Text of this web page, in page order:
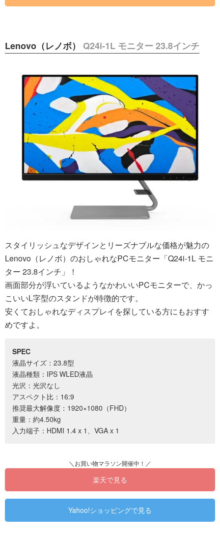
Lenovo（レノボ） Q24i-1L モニター 23.8インチ
スタイリッシュなデザインとリーズナブルな価格が魅力の
Lenovo（レノボ）のおしゃれなPCモニター「Q24i-1L モニ
ター 23.8インチ」！
画面部分が浮いているようなかわいいPCモニターで、かっ
こいいL字型のスタンドが特徴的です。
安くておしゃれなディスプレイを探している方にもおすす
めですよ。
SPEC
液晶サイズ：23.8型
液晶種類：IPS WLED液晶
光沢：光沢なし
アスペクト比：16:9
推奨最大解像度：1920×1080（FHD）
重量：約4.50kg
入力端子：HDMI 1.4 x 1、VGA x 1
楽天で見る
Yahoo!ショッピングで見る